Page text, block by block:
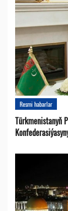
Resmi habarlar
Türkmenistanyň